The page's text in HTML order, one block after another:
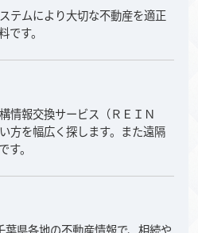
テムにより大切な不動産を適正
です。
情報交換サービス（ＲＥＩＮ
方を幅広く探します。また遠隔
。
葉県各地の不動産情報で、相続や